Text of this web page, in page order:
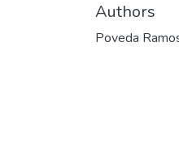
Authors
Poveda